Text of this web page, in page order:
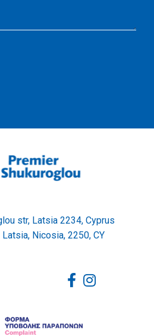
str, Latsia 2234, Cyprus
Nicosia, 2250, CY